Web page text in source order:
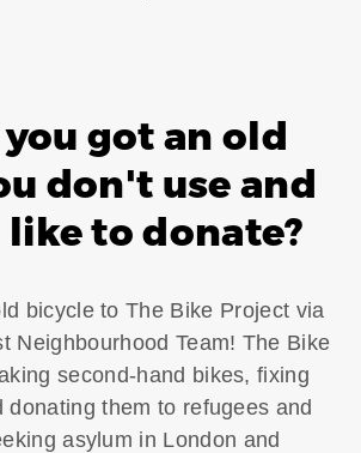
you got an old
don't use and
to donate?
bicycle to The Bike Project via
Neighbourhood Team! The Bike
second-hand bikes, fixing
donating them to refugees and
asylum in London and